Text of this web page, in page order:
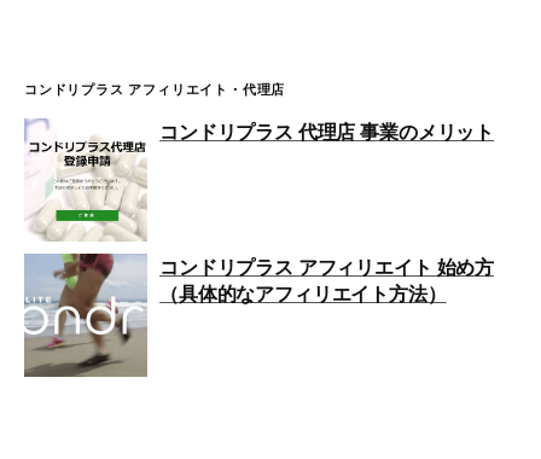
コンドリプラス アフィリエイト・代理店
コンドリプラス 代理店 事業のメリット
コンドリプラス アフィリエイト 始め方
（具体的なアフィリエイト方法）